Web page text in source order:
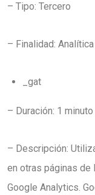
– Tipo: Tercero
– Finalidad: Analítica
_gat
– Duración: 1 minuto
– Descripción:
en otras páginas de
Google Analytics.